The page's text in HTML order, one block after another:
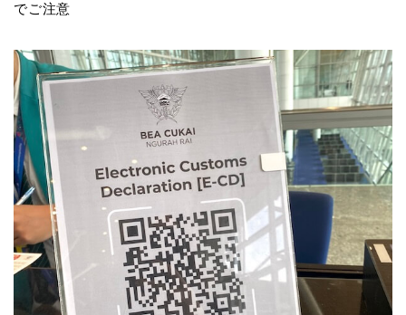
でご注意